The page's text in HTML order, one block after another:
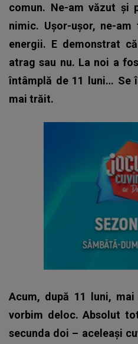
comun. Ne-am văzut și
nimic. Ușor-ușor, ne-
energii. E demonstrat
atrag sau nu. La noi a
întâmplă de 11 luni… Se
mai trăit.
Acum, după 11 luni,
vorbim deloc. Absolut
secunda doi – aceleași